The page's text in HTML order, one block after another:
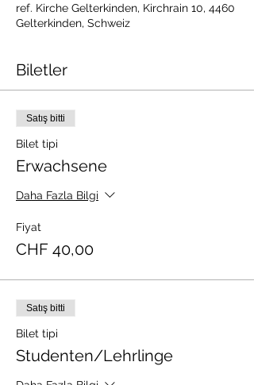
ref. Kirche Gelterkinden, Kirchrain 10, 4460
Gelterkinden, Schweiz
Biletler
Satış bitti
Bilet tipi
Erwachsene
Daha Fazla Bilgi
Fiyat
CHF 40,00
Satış bitti
Bilet tipi
Studenten/Lehrlinge